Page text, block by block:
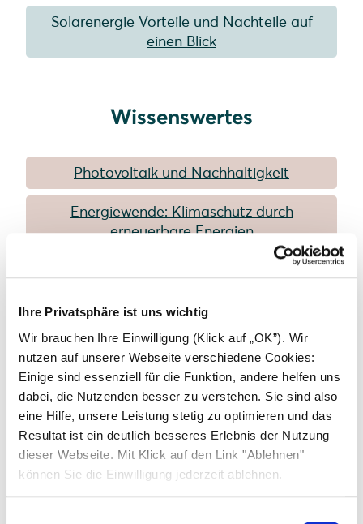
Ihre Privatsphäre ist uns wichtig
Wir brauchen Ihre Einwilligung (Klick auf „OK”). Wir
nutzen auf unserer Webseite verschiedene Cookies:
Einige sind essenziell für die Funktion, andere helfen uns
dabei, die Nutzenden besser zu verstehen. Sie sind also
eine Hilfe, unsere Leistung stetig zu optimieren und das
Resultat ist ein deutlich besseres Erlebnis der Nutzung
dieser Webseite. Mit Klick auf den Link "Ablehnen"
können Sie die Einwilligung jederzeit ablehnen.
Solarenergie Vorteile und Nachteile auf
einen Blick
Wissenswertes
Photovoltaik und Nachhaltigkeit
Energiewende: Klimaschutz durch
erneuerbare Energien
Solarmodule mit hoher Lebensdauer
Glas-Glas-Module im Test
Solarwatt